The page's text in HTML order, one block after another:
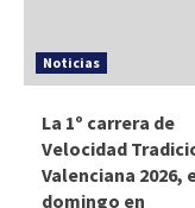
Noticias
La 1º carrera de
Velocidad
Valenciana 2026,
domingo en